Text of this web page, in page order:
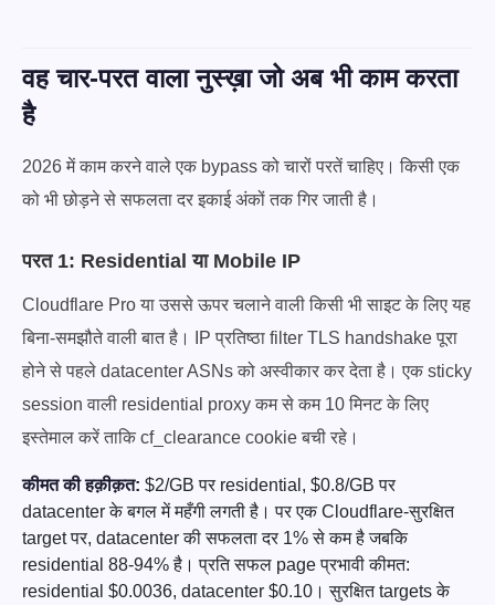
वह चार-परत वाला नुस्ख़ा जो अब भी काम करता
है
2026 में काम करने वाले एक bypass को चारों परतें चाहिए। किसी एक
को भी छोड़ने से सफलता दर इकाई अंकों तक गिर जाती है।
परत 1: Residential या Mobile IP
Cloudflare Pro या उससे ऊपर चलाने वाली किसी भी साइट के लिए यह
बिना-समझौते वाली बात है। IP प्रतिष्ठा filter TLS handshake पूरा
होने से पहले datacenter ASNs को अस्वीकार कर देता है। एक sticky
session वाली residential proxy कम से कम 10 मिनट के लिए
इस्तेमाल करें ताकि cf_clearance cookie बची रहे।
कीमत की हक़ीक़त: $2/GB पर residential, $0.8/GB पर
datacenter के बगल में महँगी लगती है। पर एक Cloudflare-सुरक्षित
target पर, datacenter की सफलता दर 1% से कम है जबकि
residential 88-94% है। प्रति सफल page प्रभावी कीमत:
residential $0.0036, datacenter $0.10। सुरक्षित targets के